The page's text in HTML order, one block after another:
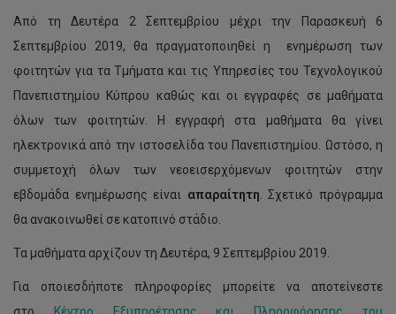
Από τη Δευτέρα 2 Σεπτεμβρίου μέχρι την Παρασκευή 6
Σεπτεμβρίου 2019, θα πραγματοποιηθεί η ενημέρωση των
φοιτητών για τα Τμήματα και τις Υπηρεσίες του Τεχνολογικού
Πανεπιστημίου Κύπρου καθώς και οι εγγραφές σε μαθήματα
όλων των φοιτητών. Η εγγραφή στα μαθήματα θα γίνει
ηλεκτρονικά από την ιστοσελίδα του Πανεπιστημίου. Ωστόσο, η
συμμετοχή όλων των νεοεισερχόμενων φοιτητών στην
εβδομάδα ενημέρωσης είναι απαραίτητη. Σχετικό πρόγραμμα
θα ανακοινωθεί σε κατοπινό στάδιο.
Τα μαθήματα αρχίζουν τη Δευτέρα, 9 Σεπτεμβρίου 2019.
Για οποιεσδήποτε πληροφορίες μπορείτε να αποτείνεστε